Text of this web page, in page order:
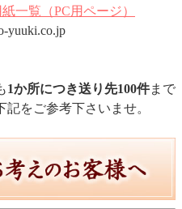
一覧（PC用ページ）
yuuki.co.jp
1か所につき送り先100件まで
をご参考下さいませ。